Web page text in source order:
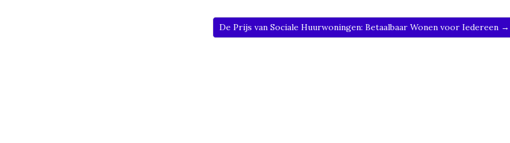
De Prijs van Sociale Huurwoningen: Betaalbaar Wonen voor Iedereen →